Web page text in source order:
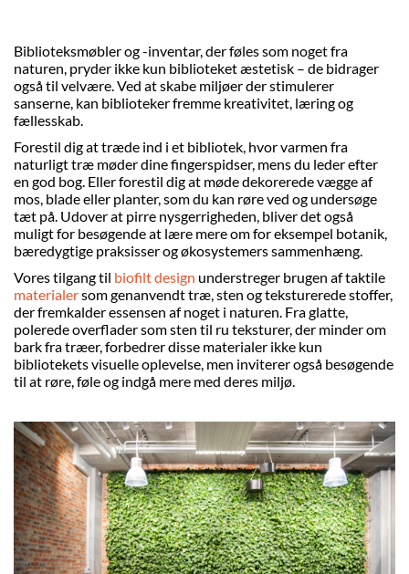
Biblioteksmøbler og -inventar, der føles som noget fra
naturen, pryder ikke kun biblioteket æstetisk – de bidrager
også til velvære. Ved at skabe miljøer der stimulerer
sanserne, kan biblioteker fremme kreativitet, læring og
fællesskab.
Forestil dig at træde ind i et bibliotek, hvor varmen fra
naturligt træ møder dine fingerspidser, mens du leder efter
en god bog. Eller forestil dig at møde dekorerede vægge af
mos, blade eller planter, som du kan røre ved og undersøge
tæt på. Udover at pirre nysgerrigheden, bliver det også
muligt for besøgende at lære mere om for eksempel botanik,
bæredygtige praksisser og økosystemers sammenhæng.
Vores tilgang til biofilt design understreger brugen af taktile
materialersom genanvendt træ, sten og teksturerede stoffer,
der fremkalder essensen af noget i naturen. Fra glatte,
polerede overflader som sten til ru teksturer, der minder om
bark fra træer, forbedrer disse materialer ikke kun
bibliotekets visuelle oplevelse, men inviterer også besøgende
til at røre, føle og indgå mere med deres miljø.